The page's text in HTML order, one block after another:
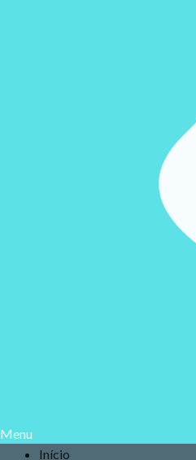
Menu
Início